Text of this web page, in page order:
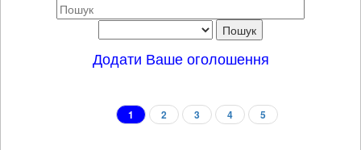
Додати Ваше оголошення
1 2 3 4 5